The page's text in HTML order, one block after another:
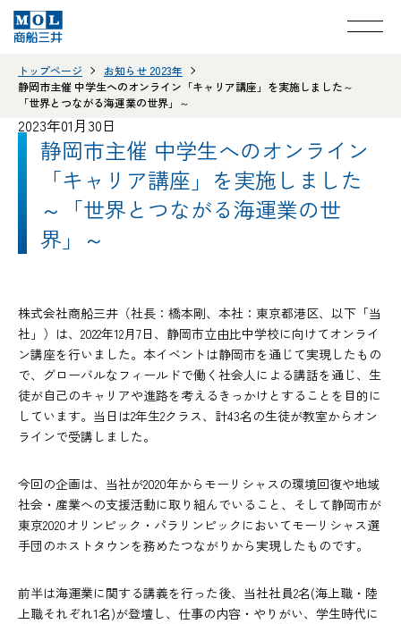
トップページ
お知らせ 2023年
静岡市主催 中学生へのオンライン「キャリア講座」を実施しました～
「世界とつながる海運業の世界」～
2023年01月30日
静岡市主催 中学生へのオンライン
「キャリア講座」を実施しました
～「世界とつながる海運業の世
界」～
株式会社商船三井（社長：橋本剛、本社：東京都港区、以下「当
社」）は、2022年12月7日、静岡市立由比中学校に向けてオンライ
ン講座を行いました。本イベントは静岡市を通じて実現したもの
で、グローバルなフィールドで働く社会人による講話を通じ、生
徒が自己のキャリアや進路を考えるきっかけとすることを目的に
しています。当日は2年生2クラス、計43名の生徒が教室からオン
ラインで受講しました。
今回の企画は、当社が2020年からモーリシャスの環境回復や地域
社会・産業への支援活動に取り組んでいること、そして静岡市が
東京2020オリンピック・パラリンピックにおいてモーリシャス選
手団のホストタウンを務めたつながりから実現したものです。
前半は海運業に関する講義を行った後、当社社員2名(海上職・陸
上職それぞれ1名)が登壇し、仕事の内容・やりがい、学生時代に